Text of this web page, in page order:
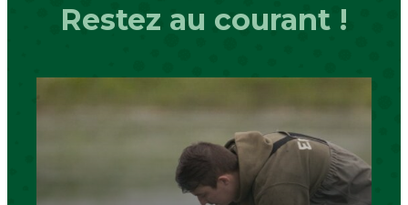
Restez au courant !